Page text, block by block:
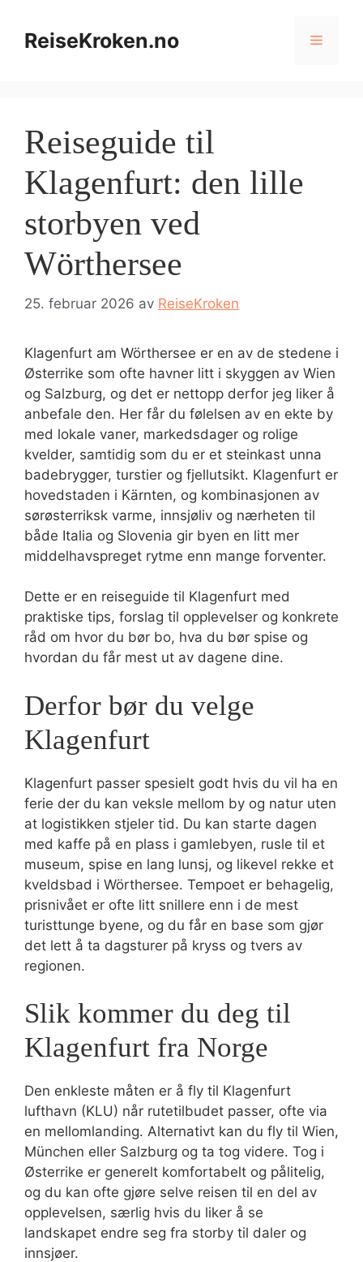
innholdReiseKroken.no Meny
Reiseguide til
Klagenfurt: den lille
storbyen ved
Wörthersee
25. februar 2026 av ReiseKroken
Klagenfurt am Wörthersee er en av de stedene i
Østerrike som ofte havner litt i skyggen av Wien
og Salzburg, og det er nettopp derfor jeg liker å
anbefale den. Her får du følelsen av en ekte by
med lokale vaner, markedsdager og rolige
kvelder, samtidig som du er et steinkast unna
badebrygger, turstier og fjellutsikt. Klagenfurt er
hovedstaden i Kärnten, og kombinasjonen av
sørøsterriksk varme, innsjøliv og nærheten til
både Italia og Slovenia gir byen en litt mer
middelhavspreget rytme enn mange forventer.
Dette er en reiseguide til Klagenfurt med
praktiske tips, forslag til opplevelser og konkrete
råd om hvor du bør bo, hva du bør spise og
hvordan du får mest ut av dagene dine.
Derfor bør du velge
Klagenfurt
Klagenfurt passer spesielt godt hvis du vil ha en
ferie der du kan veksle mellom by og natur uten
at logistikken stjeler tid. Du kan starte dagen
med kaffe på en plass i gamlebyen, rusle til et
museum, spise en lang lunsj, og likevel rekke et
kveldsbad i Wörthersee. Tempoet er behagelig,
prisnivået er ofte litt snillere enn i de mest
turisttunge byene, og du får en base som gjør
det lett å ta dagsturer på kryss og tvers av
regionen.
Slik kommer du deg til
Klagenfurt fra Norge
Den enkleste måten er å fly til Klagenfurt
lufthavn (KLU) når rutetilbudet passer, ofte via
en mellomlanding. Alternativt kan du fly til Wien,
München eller Salzburg og ta tog videre. Tog i
Østerrike er generelt komfortabelt og pålitelig,
og du kan ofte gjøre selve reisen til en del av
opplevelsen, særlig hvis du liker å se
landskapet endre seg fra storby til daler og
innsjøer.